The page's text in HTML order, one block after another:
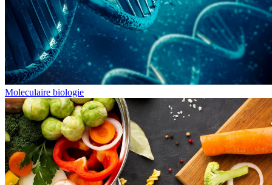
Moleculaire biologie